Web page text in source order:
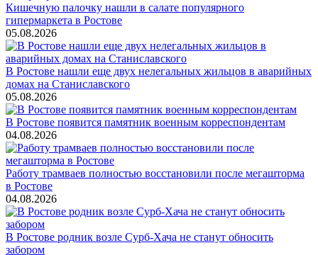
Кишечную палочку нашли в салате популярного
гипермаркета в Ростове
05.08.2026
В Ростове нашли еще двух нелегальных жильцов в аварийных
домах на Станиславского
05.08.2026
В Ростове появится памятник военным корреспондентам
04.08.2026
Работу трамваев полностью восстановили после мегашторма
в Ростове
04.08.2026
В Ростове родник возле Сурб-Хача не станут обносить
забором